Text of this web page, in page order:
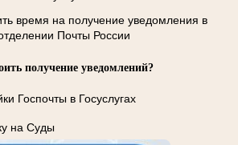
время на получение уведомления в
Почты России
получение уведомлений?
Госпочты в Госуслугах
на Суды